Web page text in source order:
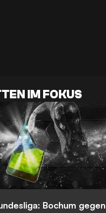
IM FOKUS
Bochum gegen